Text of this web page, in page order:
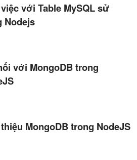
với Table MySQL sử
Nodejs
với MongoDB trong
MongoDB trong NodeJS